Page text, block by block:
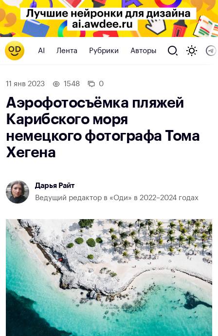
AI Лента Рубрики Авторы
11 янв 2023 1548 0
Аэрофотосъёмка пляжей
Карибского моря
немецкого фотографа Тома
Хегена
Дарья Райт
Ведущий редактор в «Оди» в 2022–2024 годах